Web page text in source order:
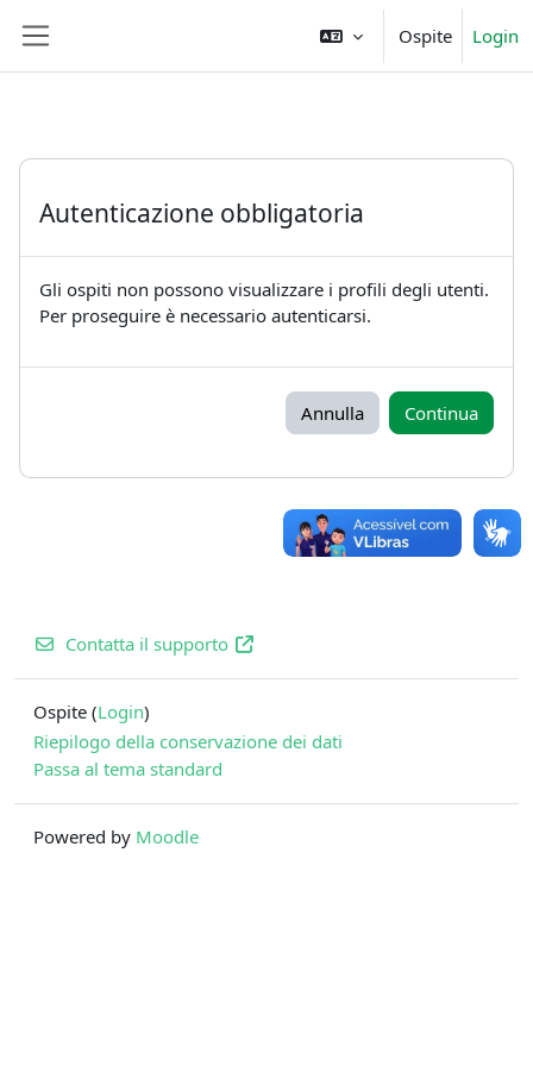
Ospite Login
Autenticazione obbligatoria
Gli ospiti non possono visualizzare i profili degli utenti.
Per proseguire è necessario autenticarsi.
Annulla Continua
Contatta il supporto
Ospite (Login)
Riepilogo della conservazione dei dati
Passa al tema standard
Powered by Moodle